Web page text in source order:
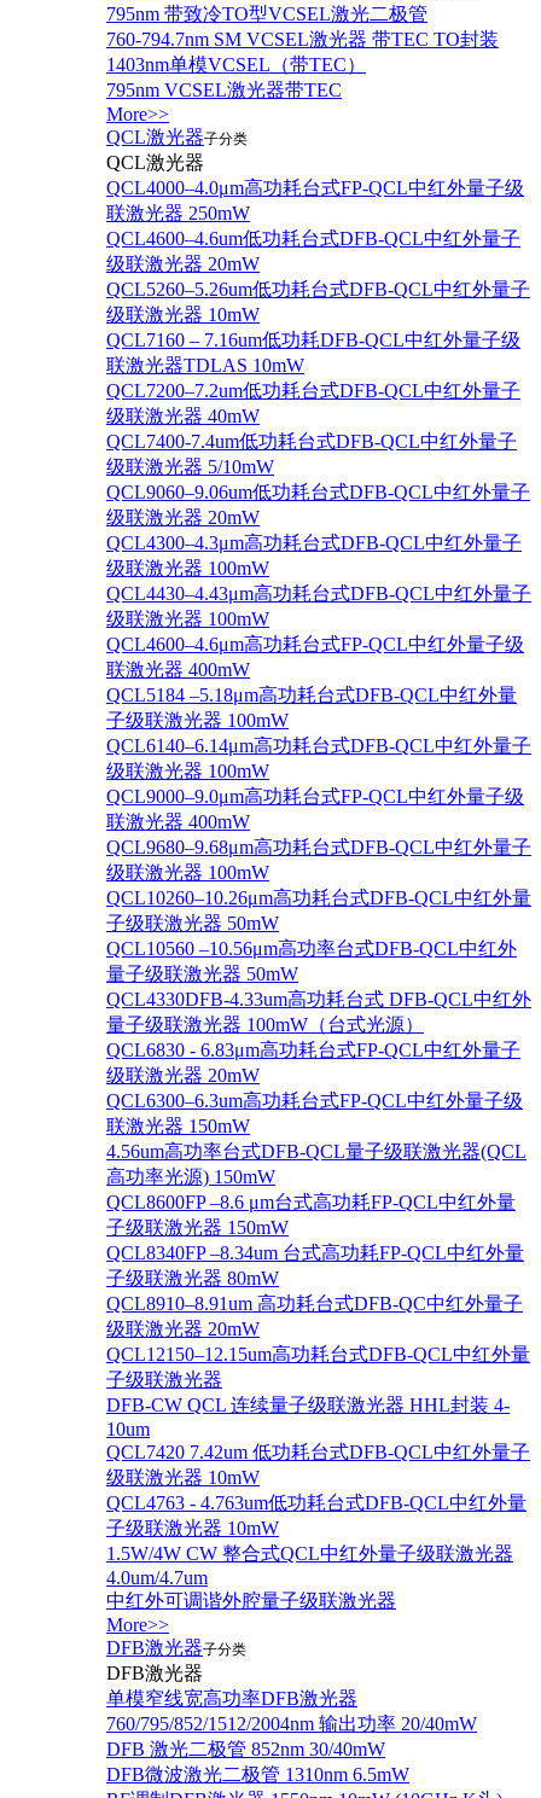
795nm 带致冷TO型VCSEL激光二极管
760-794.7nm SM VCSEL激光器 带TEC TO封装
1403nm单模VCSEL（带TEC）
795nm VCSEL激光器带TEC
More>>
QCL激光器子分类
QCL激光器
QCL4000–4.0μm高功耗台式FP-QCL中红外量子级
联激光器 250mW
QCL4600–4.6um低功耗台式DFB-QCL中红外量子
级联激光器 20mW
QCL5260–5.26um低功耗台式DFB-QCL中红外量子
级联激光器 10mW
QCL7160 – 7.16um低功耗DFB-QCL中红外量子级
联激光器TDLAS 10mW
QCL7200–7.2um低功耗台式DFB-QCL中红外量子
级联激光器 40mW
QCL7400-7.4um低功耗台式DFB-QCL中红外量子
级联激光器 5/10mW
QCL9060–9.06um低功耗台式DFB-QCL中红外量子
级联激光器 20mW
QCL4300–4.3μm高功耗台式DFB-QCL中红外量子
级联激光器 100mW
QCL4430–4.43μm高功耗台式DFB-QCL中红外量子
级联激光器 100mW
QCL4600–4.6μm高功耗台式FP-QCL中红外量子级
联激光器 400mW
QCL5184 –5.18μm高功耗台式DFB-QCL中红外量
子级联激光器 100mW
QCL6140–6.14μm高功耗台式DFB-QCL中红外量子
级联激光器 100mW
QCL9000–9.0μm高功耗台式FP-QCL中红外量子级
联激光器 400mW
QCL9680–9.68μm高功耗台式DFB-QCL中红外量子
级联激光器 100mW
QCL10260–10.26μm高功耗台式DFB-QCL中红外量
子级联激光器 50mW
QCL10560 –10.56μm高功率台式DFB-QCL中红外
量子级联激光器 50mW
QCL4330DFB-4.33um高功耗台式 DFB-QCL中红外
量子级联激光器 100mW（台式光源）
QCL6830 - 6.83μm高功耗台式FP-QCL中红外量子
级联激光器 20mW
QCL6300–6.3um高功耗台式FP-QCL中红外量子级
联激光器 150mW
4.56um高功率台式DFB-QCL量子级联激光器(QCL
高功率光源) 150mW
QCL8600FP –8.6 μm台式高功耗FP-QCL中红外量
子级联激光器 150mW
QCL8340FP –8.34um 台式高功耗FP-QCL中红外量
子级联激光器 80mW
QCL8910–8.91um 高功耗台式DFB-QC中红外量子
级联激光器 20mW
QCL12150–12.15um高功耗台式DFB-QCL中红外量
子级联激光器
DFB-CW QCL 连续量子级联激光器 HHL封装 4-
10um
QCL7420 7.42um 低功耗台式DFB-QCL中红外量子
级联激光器 10mW
QCL4763 - 4.763um低功耗台式DFB-QCL中红外量
子级联激光器 10mW
1.5W/4W CW 整合式QCL中红外量子级联激光器
4.0um/4.7um
中红外可调谐外腔量子级联激光器
More>>
DFB激光器子分类
DFB激光器
单模窄线宽高功率DFB激光器
760/795/852/1512/2004nm 输出功率 20/40mW
DFB 激光二极管 852nm 30/40mW
DFB微波激光二极管 1310nm 6.5mW